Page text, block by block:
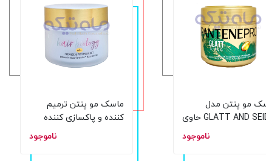
مو پنتن مدل
GLATT AND SEIDIG حاوی
ناموجود
ماسک مو پنتن ترمیم
کننده و پاکسازی کننده
ناموجود